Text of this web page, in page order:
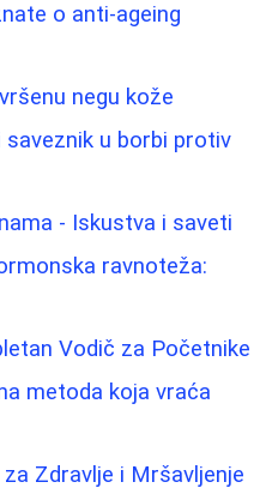
o anti-ageing
negu kože
saveznik u borbi protiv
- Iskustva i saveti
ravnoteža:
Vodič za Početnike
metoda koja vraća
Zdravlje i Mršavljenje